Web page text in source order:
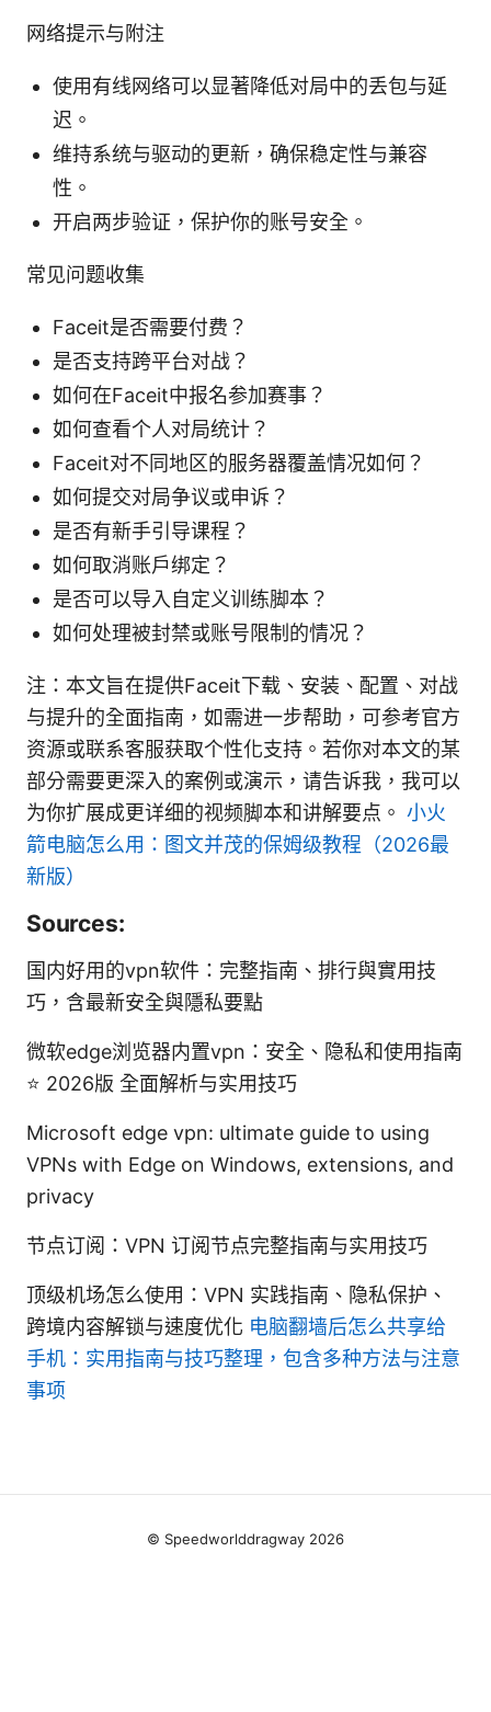
网络提示与附注
使用有线网络可以显著降低对局中的丢包与延
迟。
维持系统与驱动的更新，确保稳定性与兼容
性。
开启两步验证，保护你的账号安全。
常见问题收集
Faceit是否需要付费？
是否支持跨平台对战？
如何在Faceit中报名参加赛事？
如何查看个人对局统计？
Faceit对不同地区的服务器覆盖情况如何？
如何提交对局争议或申诉？
是否有新手引导课程？
如何取消账户绑定？
是否可以导入自定义训练脚本？
如何处理被封禁或账号限制的情况？
注：本文旨在提供Faceit下载、安装、配置、对战
与提升的全面指南，如需进一步帮助，可参考官方
资源或联系客服获取个性化支持。若你对本文的某
部分需要更深入的案例或演示，请告诉我，我可以
为你扩展成更详细的视频脚本和讲解要点。 小火
箭电脑怎么用：图文并茂的保姆级教程（2026最
新版）
Sources:
国内好用的vpn软件：完整指南、排行與實用技
巧，含最新安全與隱私要點
微软edge浏览器内置vpn：安全、隐私和使用指南
⭐ 2026版 全面解析与实用技巧
Microsoft edge vpn: ultimate guide to using
VPNs with Edge on Windows, extensions, and
privacy
节点订阅：VPN 订阅节点完整指南与实用技巧
顶级机场怎么使用：VPN 实践指南、隐私保护、
跨境内容解锁与速度优化 电脑翻墙后怎么共享给
手机：实用指南与技巧整理，包含多种方法与注意
事项
© Speedworlddragway 2026